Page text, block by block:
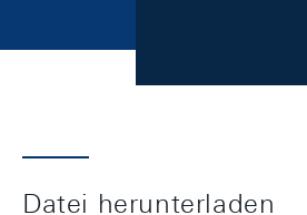
Datei herunterladen